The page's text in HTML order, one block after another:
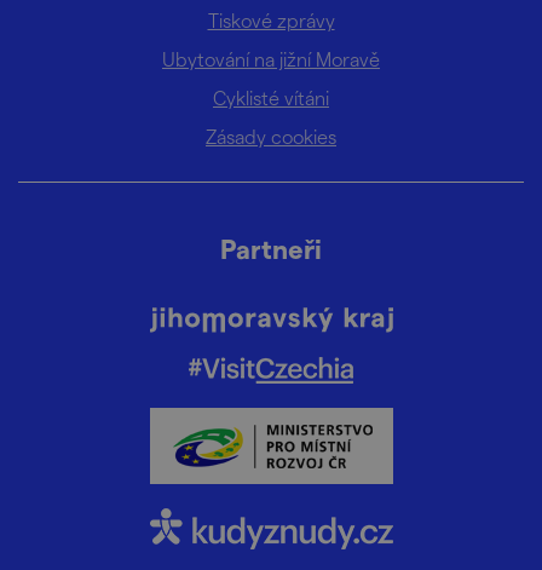
Tiskové zprávy
Ubytování na jižní Moravě
Cyklisté vítáni
Zásady cookies
Partneři